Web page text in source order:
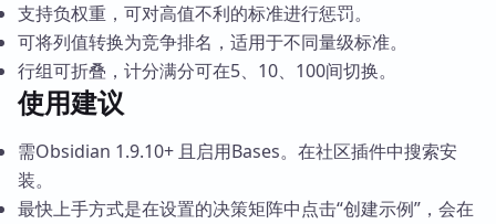
支持负权重，可对高值不利的标准进行惩罚。
可将列值转换为竞争排名，适用于不同量级标准。
行组可折叠，计分满分可在5、10、100间切换。
使用建议
需Obsidian 1.9.10+ 且启用Bases。在社区插件中搜索安
装。
最快上手方式是在设置的决策矩阵中点击“创建示例”，会在